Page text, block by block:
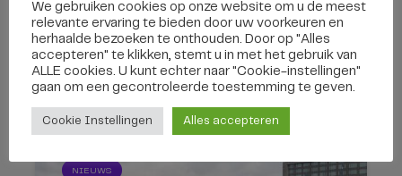
Zo zien de eerste
flexwoningen in Tilburg er...
NIEUWS
We gebruiken cookies op onze website om u de meest
relevante ervaring te bieden door uw voorkeuren en
herhaalde bezoeken te onthouden. Door op "Alles
accepteren" te klikken, stemt u in met het gebruik van
ALLE cookies. U kunt echter naar "Cookie-instellingen"
gaan om een ​​gecontroleerde toestemming te geven.
Cookie Instellingen Alles accepteren